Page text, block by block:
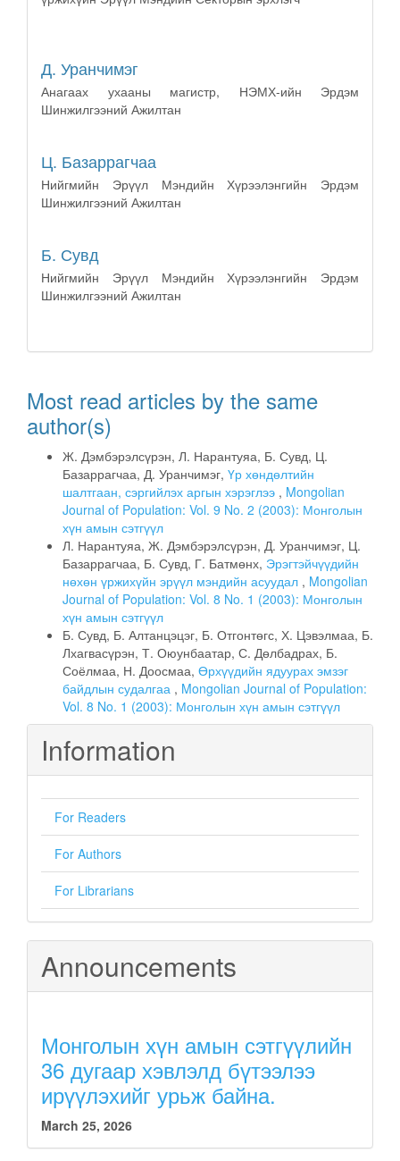
Д. Уранчимэг
Анагаах ухааны магистр, НЭМХ-ийн Эрдэм
Шинжилгээний Ажилтан
Ц. Базаррагчаа
Нийгмийн Эрүүл Мэндийн Хүрээлэнгийн Эрдэм
Шинжилгээний Ажилтан
Б. Сувд
Нийгмийн Эрүүл Мэндийн Хүрээлэнгийн Эрдэм
Шинжилгээний Ажилтан
Most read articles by the same
author(s)
Ж. Дэмбэрэлсүрэн, Л. Нарантуяа, Б. Сувд, Ц.
Базаррагчаа, Д. Уранчимэг, Үр хөндөлтийн
шалтгаан, сэргийлэх аргын хэрэглээ , Mongolian
Journal of Population: Vol. 9 No. 2 (2003): Монголын
хүн амын сэтгүүл
Л. Нарантуяа, Ж. Дэмбэрэлсүрэн, Д. Уранчимэг, Ц.
Базаррагчаа, Б. Сувд, Г. Батмөнх, Эрэгтэйчүүдийн
нөхөн үржихүйн эрүүл мэндийн асуудал , Mongolian
Journal of Population: Vol. 8 No. 1 (2003): Монголын
хүн амын сэтгүүл
Б. Сувд, Б. Алтанцэцэг, Б. Отгонтөгс, Х. Цэвэлмаа, Б.
Лхагвасүрэн, Т. Оюунбаатар, С. Дөлбадрах, Б.
Соёлмаа, Н. Доосмаа, Өрхүүдийн ядуурах эмзэг
байдлын судалгаа , Mongolian Journal of Population:
Vol. 8 No. 1 (2003): Монголын хүн амын сэтгүүл
Information
For Readers
For Authors
For Librarians
Announcements
Монголын хүн амын сэтгүүлийн
36 дугаар хэвлэлд бүтээлээ
ирүүлэхийг урьж байна.
March 25, 2026